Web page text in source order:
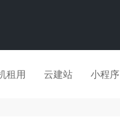
租用 云建站 小程序